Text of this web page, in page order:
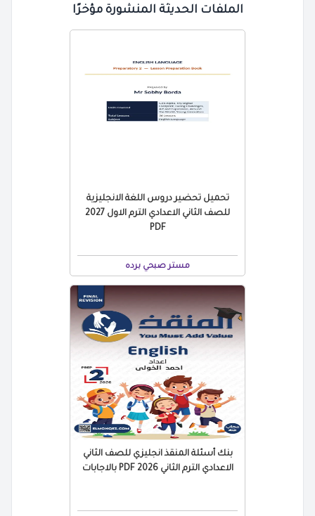
الملفات الحديثة المنشورة مؤخرًا
تحميل تحضير دروس اللغة الانجليزية
للصف الثاني الاعدادي الترم الاول 2027
PDF
مستر صبحي برده
بنك أسئلة المنقذ انجليزي للصف الثاني
الاعدادي الترم الثاني 2026 PDF بالاجابات